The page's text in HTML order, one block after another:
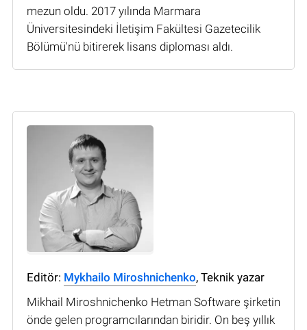
mezun oldu. 2017 yılında Marmara
Üniversitesindeki İletişim Fakültesi Gazetecilik
Bölümü'nü bitirerek lisans diploması aldı.
Editör: Mykhailo Miroshnichenko, Teknik yazar
Mikhail Miroshnichenko Hetman Software şirketin
önde gelen programcılarından biridir. On beş yıllık